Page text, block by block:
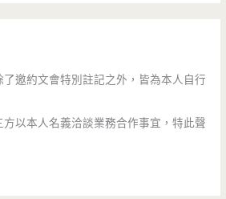
邀約文會特別註記之外，皆為本人自行
以本人名義洽談業務合作事宜，特此聲